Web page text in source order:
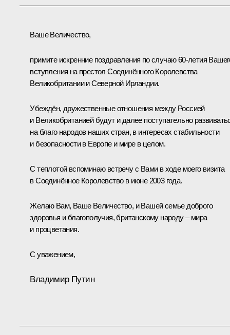
Ваше Величество,
примите искренние поздравления по случаю 60-летия
вступления на престол Соединённого Королевства
Великобритании и Северной Ирландии.
Убеждён, дружественные отношения между Россией
и Великобританией будут и далее поступательно
на благо народов наших стран, в интересах стабильности
и безопасности в Европе и мире в целом.
С теплотой вспоминаю встречу с Вами в ходе моего визита
в Соединённое Королевство в июне 2003 года.
Желаю Вам, Ваше Величество, и Вашей семье доброго
здоровья и благополучия, британскому народу – мира
и процветания.
С уважением,
Владимир Путин